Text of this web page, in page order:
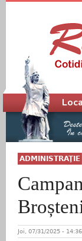
ADMINISTRAŢIE
Joi, 07/31/2025 - 14:36
Meniu